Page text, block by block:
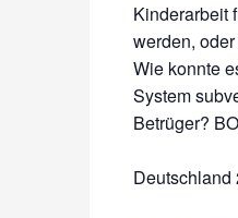
Kinderarbeit
werden,
Wie konnte
System
Betrüger?
Deutschland